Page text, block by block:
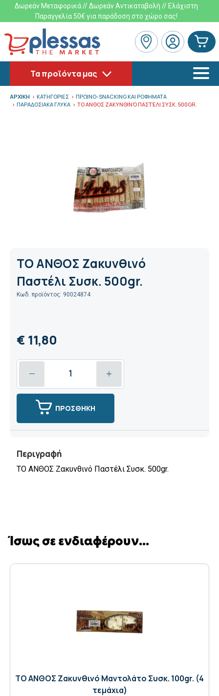
Δωρεάν Μεταφορικά // Δωρεάν Αντικαταβολή // Ελάχιστη
Παραγγελία 50€ για παράδοση στο χώρο σας!
Τα προϊόντα μας
ΑΡΧΙΚΗ ΚΑΤΗΓΟΡΙΕΣ
ΠΡΩΙΝΟ-SNACKING ΚΑΙ ΡΟΦΗΜΑΤΑ
ΠΑΡΑΔΟΣΙΑΚΑ ΓΛΥΚΑ
ΤΟ ΑΝΘΟΣ ΖΑΚΥΝΘΙΝΌ ΠΑΣΤΈΛΙ ΣΥΣΚ. 500GR.
ΤΟ ΑΝΘΟΣ Ζακυνθινό
Παστέλι Συσκ. 500gr.
Κωδ. προϊόντος: 90024874
€ 11,80
ΠΡΟΣΘΗΚΗ
Περιγραφή
ΤΟ ΑΝΘΟΣ Ζακυνθινό Παστέλι Συσκ. 500gr.
Ίσως σε ενδιαφέρουν...
ΤΟ ΑΝΘΟΣ Ζακυνθινό Μαντολάτο Συσκ. 100gr. (4
τεμάχια)